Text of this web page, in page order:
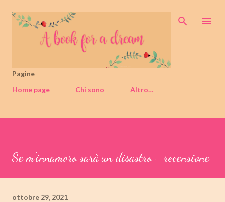
Passa ai contenuti principali
Pagine
Home page
Chi sono Altro…
Se m'innamoro sarà un disastro - recensione
ottobre 29, 2021